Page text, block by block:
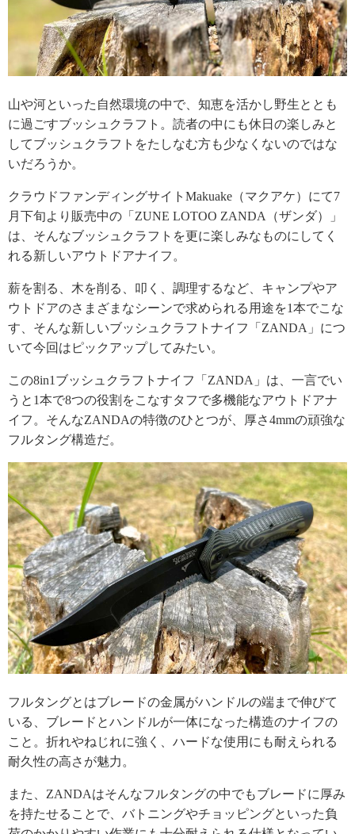
山や河といった自然環境の中で、知恵を活かし野生ととも
に過ごすブッシュクラフト。読者の中にも休日の楽しみと
してブッシュクラフトをたしなむ方も少なくないのではな
いだろうか。
クラウドファンディングサイトMakuake（マクアケ）にて7
月下旬より販売中の「ZUNE LOTOO ZANDA（ザンダ）」
は、そんなブッシュクラフトを更に楽しみなものにしてく
れる新しいアウトドアナイフ。
薪を割る、木を削る、叩く、調理するなど、キャンプやア
ウトドアのさまざまなシーンで求められる用途を1本でこな
す、そんな新しいブッシュクラフトナイフ「ZANDA」につ
いて今回はピックアップしてみたい。
この8in1ブッシュクラフトナイフ「ZANDA」は、一言でい
うと1本で8つの役割をこなすタフで多機能なアウトドアナ
イフ。そんなZANDAの特徴のひとつが、厚さ4mmの頑強な
フルタング構造だ。
フルタングとはブレードの金属がハンドルの端まで伸びて
いる、ブレードとハンドルが一体になった構造のナイフの
こと。折れやねじれに強く、ハードな使用にも耐えられる
耐久性の高さが魅力。
また、ZANDAはそんなフルタングの中でもブレードに厚み
を持たせることで、バトニングやチョッピングといった負